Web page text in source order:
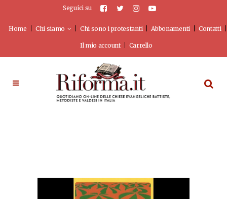
Seguici su
Home Chi siamo Chi sono i protestanti Abbonamenti Contatti
Il mio account Carrello